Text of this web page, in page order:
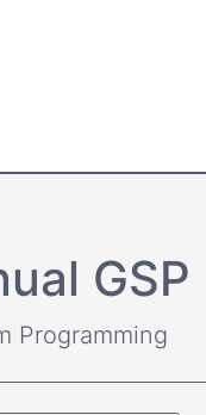
GSP
Programming